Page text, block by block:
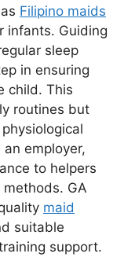
Filipino maids
infants. Guiding
sleep
in ensuring
child. This
routines but
employer,
to helpers
GA
maid
suitable
support.